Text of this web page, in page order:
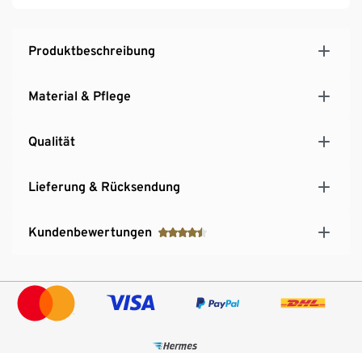
Produktbeschreibung
Material & Pflege
Qualität
Lieferung & Rücksendung
Kundenbewertungen